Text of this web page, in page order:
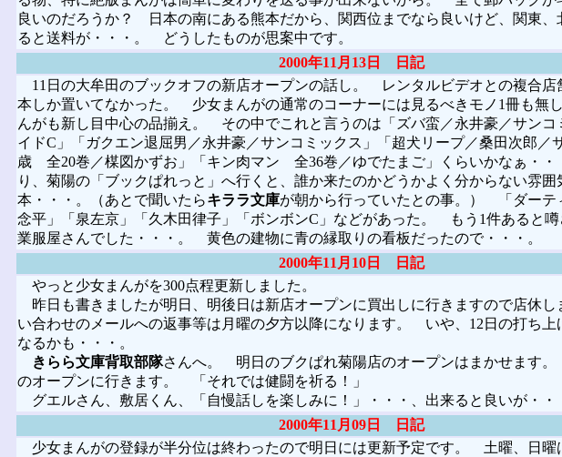
良いのだろうか？ 日本の南にある熊本だから、関西位までなら良いけど、関東、
ると送料が・・・。 どうしたものが思案中です。
2000年11月13日 日記
11日の大牟田のブックオフの新店オープンの話し。 レンタルビデオとの複合店
本しか置いてなかった。 少女まんがの通常のコーナーには見るべきモノ1冊も無
んがも新し目中心の品揃え。 その中でこれと言うのは「ズバ蛮／永井豪／サンコ
イドC」「ガクエン退屈男／永井豪／サンコミックス」「超犬リープ／桑田次郎／
歳 全20巻／楳図かずお」「キン肉マン 全36巻／ゆでたまご」くらいかなぁ・
り、菊陽の「ブックぱれっと」へ行くと、誰か来たのかどうかよく分からない雰囲
本・・・。（あとで聞いたらキララ文庫が朝から行っていたとの事。） 「ダーテ
念平」「泉左京」「久木田律子」「ボンボンC」などがあった。 もう1件あると
業服屋さんでした・・・。 黄色の建物に青の縁取りの看板だったので・・・。
2000年11月10日 日記
やっと少女まんがを300点程更新しました。
昨日も書きましたが明日、明後日は新店オープンに買出しに行きますので店休
い合わせのメールへの返事等は月曜の夕方以降になります。 いや、12日の打ち上
なるかも・・・。
きらら文庫背取部隊さんへ。 明日のブクぱれ菊陽店のオープンはまかせます
のオープンに行きます。 「それでは健闘を祈る！」
グエルさん、敷居くん、「自慢話しを楽しみに！」・・・、出来ると良いが・・
2000年11月09日 日記
少女まんがの登録が半分位は終わったので明日には更新予定です。 土曜、日曜